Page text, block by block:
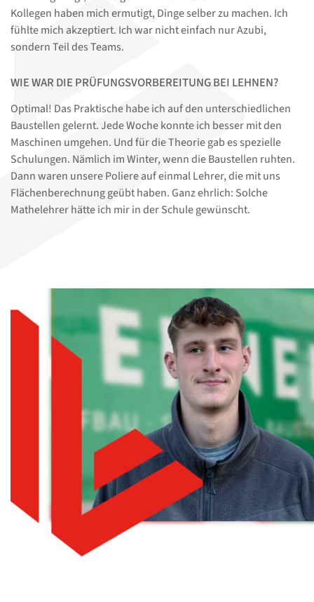
Kollegen haben mich ermutigt, Dinge selber zu machen. Ich
fühlte mich akzeptiert. Ich war nicht einfach nur Azubi,
sondern Teil des Teams.
WIE WAR DIE PRÜFUNGSVORBEREITUNG BEI LEHNEN?
Optimal! Das Praktische habe ich auf den unterschiedlichen
Baustellen gelernt. Jede Woche konnte ich besser mit den
Maschinen umgehen. Und für die Theorie gab es spezielle
Schulungen. Nämlich im Winter, wenn die Baustellen ruhten.
Dann waren unsere Poliere auf einmal Lehrer, die mit uns
Flächenberechnung geübt haben. Ganz ehrlich: Solche
Mathelehrer hätte ich mir in der Schule gewünscht.